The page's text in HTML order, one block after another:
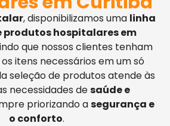
, disponibilizamos uma linha
produtos hospitalares em
que nossos clientes tenham
itens necessários em um só
seleção de produtos atende às
necessidades desaúde e
priorizando asegurança e
o conforto.